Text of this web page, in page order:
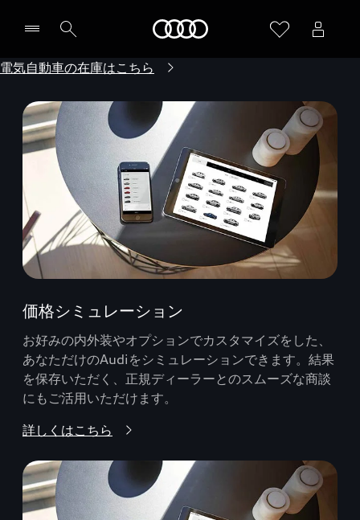
電気自動車の在庫はこちら
価格シミュレーション
お好みの内外装やオプションでカスタマイズをした、
あなただけのAudiをシミュレーションできます。結果
を保存いただく、正規ディーラーとのスムーズな商談
にもご活用いただけます。
詳しくはこちら